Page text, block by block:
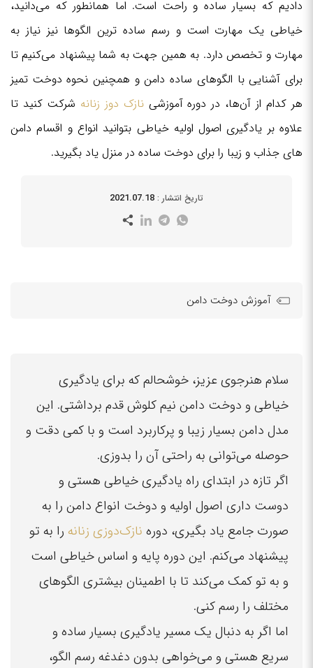
دادیم که بسیار ساده و راحت است. اما همانطور که می‌دانید،
خیاطی یک مهارت است و رسم ساده ترین الگوها نیز نیاز به
مهارت و تخصص دارد. به همین جهت به شما پیشنهاد می‌کنیم تا
برای آشنایی با الگوهای ساده دامن و همچنین نحوه دوخت تمیز
هر کدام از آن‌ها، در دوره آموزشینازک دوز زنانه شرکت کنید تا
علاوه بر یادگیری اصول اولیه خیاطی بتوانید انواع و اقسام دامن
های جذاب و زیبا را برای دوخت ساده در منزل یاد بگیرید.
تاریخ انتشار : 2021.07.18
آموزش دوخت دامن
سلام هنرجوی عزیز، خوشحالم که برای یادگیری
خیاطی و دوخت دامن نیم کلوش قدم برداشتی. این
مدل دامن بسیار زیبا و پرکاربرد است و با کمی دقت و
حوصله می‌توانی به راحتی آن را بدوزی.
اگر تازه در ابتدای راه یادگیری خیاطی هستی و
دوست داری اصول اولیه و دوخت انواع دامن را به
صورت جامع یاد بگیری، دوره نازک‌دوزی زنانه را به تو
پیشنهاد می‌کنم. این دوره پایه و اساس خیاطی است
و به تو کمک می‌کند تا با اطمینان بیشتری الگوهای
مختلف را رسم کنی.
اما اگر به دنبال یک مسیر یادگیری بسیار ساده و
سریع هستی و می‌خواهی بدون دغدغه رسم الگو،